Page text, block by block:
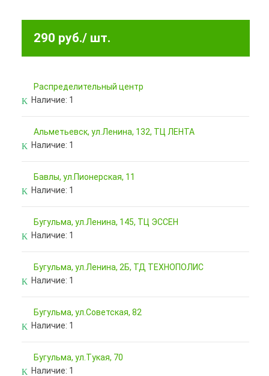
290 руб./ шт.
Pаспределительный центр
Наличие: 1
Альметьевск, ул.Ленина, 132, ТЦ ЛЕНТА
Наличие: 1
Бавлы, ул.Пионерская, 11
Наличие: 1
Бугульма, ул.Ленина, 145, ТЦ ЭССЕН
Наличие: 1
Бугульма, ул.Ленина, 2Б, ТД ТЕХНОПОЛИС
Наличие: 1
Бугульма, ул.Советская, 82
Наличие: 1
Бугульма, ул.Тукая, 70
Наличие: 1